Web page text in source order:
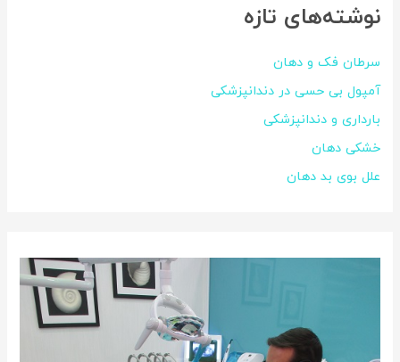
نوشته‌های تازه
سرطان فک و دهان
آمپول بی حسی در دندانپزشکی
بارداری و دندانپزشکی
خشکی دهان
علل بوی بد دهان